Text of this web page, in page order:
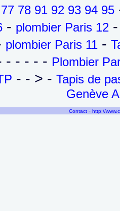
78 91 92 93 94 95
- plombier Paris 12
plombier Paris 11 -
- - - - - Plombier
- - > - Tapis de
Genève
Contact - http://